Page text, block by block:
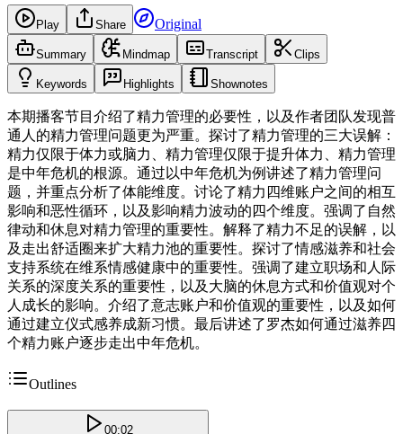
Play Share Original
Summary Mindmap Transcript Clips
Keywords Highlights Shownotes
本期播客节目介绍了精力管理的必要性，以及作者团队发现普
通人的精力管理问题更为严重。探讨了精力管理的三大误解：
精力仅限于体力或脑力、精力管理仅限于提升体力、精力管理
是中年危机的根源。通过以中年危机为例讲述了精力管理问
题，并重点分析了体能维度。讨论了精力四维账户之间的相互
影响和恶性循环，以及影响精力波动的四个维度。强调了自然
律动和休息对精力管理的重要性。解释了精力不足的误解，以
及走出舒适圈来扩大精力池的重要性。探讨了情感滋养和社会
支持系统在维系情感健康中的重要性。强调了建立职场和人际
关系的深度关系的重要性，以及大脑的休息方式和价值观对个
人成长的影响。介绍了意志账户和价值观的重要性，以及如何
通过建立仪式感养成新习惯。最后讲述了罗杰如何通过滋养四
个精力账户逐步走出中年危机。
Outlines
00:02